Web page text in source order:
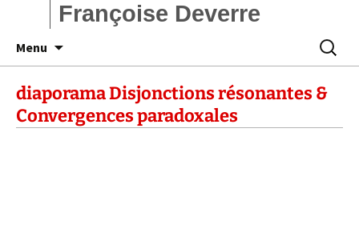
Françoise Deverre
Menu
diaporama Disjonctions résonantes &
Convergences paradoxales